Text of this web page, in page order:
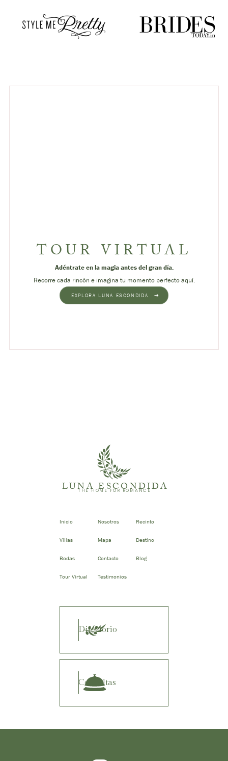
TOUR VIRTUAL
Adéntrate en la magia antes del gran día.
Recorre cada rincón e imagina tu momento perfecto aquí.
EXPLORA LUNA ESCONDIDA
LUNA ESCONDIDA
THE HOME FOR ROMANCE
Inicio Nosotros Recinto
Villas Mapa Destino
Bodas Contacto Blog
Tour Virtual Testimonios
Directorio
Consultas